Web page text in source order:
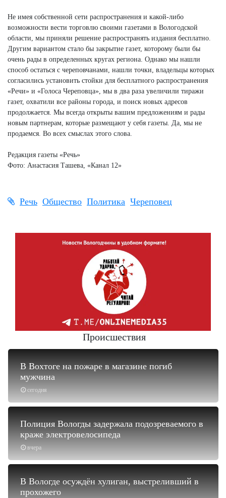
Не имея собственной сети распространения и какой-либо
возможности вести торговлю своими газетами в Вологодской
области, мы приняли решение распространять издания бесплатно.
Другим вариантом стало бы закрытие газет, которому были бы
очень рады в определенных кругах региона. Однако мы нашли
способ остаться с череповчанами, нашли точки, владельцы которых
согласились установить стойки для бесплатного распространения
«Речи» и «Голоса Череповца», мы в два раза увеличили тиражи
газет, охватили все районы города, и поиск новых адресов
продолжается. Мы всегда открыты вашим предложениям и рады
новым партнерам, которые размещают у себя газеты. Да, мы не
продаемся. Во всех смыслах этого слова.
Редакция газеты «Речь»
Фото: Анастасия Ташева, «Канал 12»
Речь Общество Политика Череповец
Происшествия
сегодня
В Вохтоге на пожаре в магазине погиб
мужчина
вчера
Полиция Вологды задержала подозреваемого в
краже электровелосипеда
В Вологде осуждён хулиган, выстреливший в
прохожего